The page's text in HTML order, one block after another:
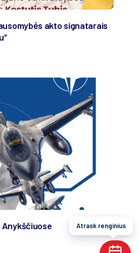
akto signatarais
Anykščiuose Atrask renginius